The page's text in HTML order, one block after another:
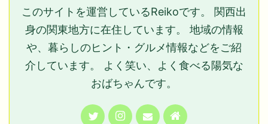
このサイトを運営しているReikoです。 関西出
身の関東地方に在住しています。 地域の情報
や、暮らしのヒント・グルメ情報などをご紹
介しています。 よく笑い、よく食べる陽気な
おばちゃんです。